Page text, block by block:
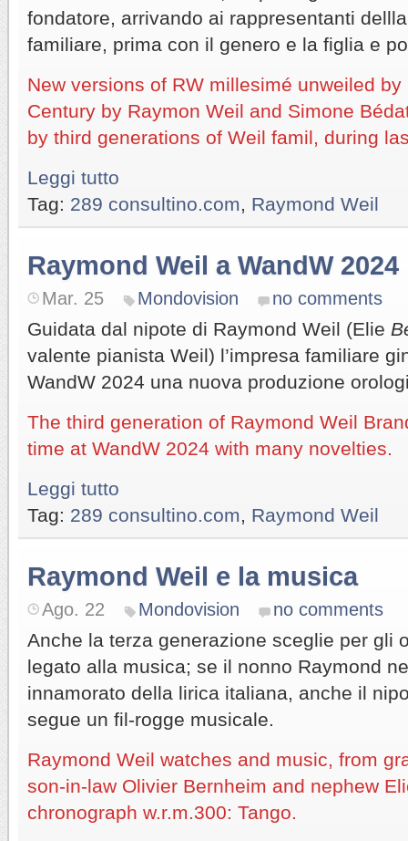
fondatore, arrivando ai rappresentanti
familiare, prima con il genero e la figlia e
New versions of RW millesimé unweiled
Century by Raymon Weil and Simone
by third generations of Weil famil, during
Leggi tutto
Tag: 289 consultino.com Raymond Weil
Raymond Weil a WandW 2024
Mar. 25 Mondovision no comments
Guidata dal nipote di Raymond Weil (Elie
valente pianista Weil) l’impresa familiare
WandW 2024 una nuova produzione
The third generation of Raymond Weil
time at WandW 2024 with many novelties.
Leggi tutto
Tag: 289 consultino.com Raymond Weil
Raymond Weil e la musica
Ago. 22 Mondovision no comments
Anche la terza generazione sceglie per gli
legato alla musica; se il nonno Raymond
innamorato della lirica italiana, anche il
segue un fil-rogge musicale.
Raymond Weil watches and music, from
son-in-law Olivier Bernheim and nephew
chronograph w.r.m.300: Tango.